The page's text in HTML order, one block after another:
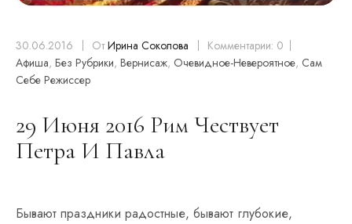
30.06.2016 ОтИрина Соколова
Комментарии: 0
Афиша, Без Рубрики, Вернисаж, Очевидное-Невероятное, Сам
Себе Режиссер
29 Июня 2016 Рим Чествует
Петра И Павла
Бывают праздники радостные, бывают глубокие,